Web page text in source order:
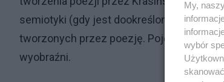
semiotyki (gdy jest dookreślona i tworzy
tworzonych przez poezję. Pojęcia są
wyobraźni.
My,
wybór